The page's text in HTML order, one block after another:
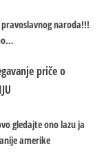
naroda!!!
priče o
gledajte ono lazu ja
amerike